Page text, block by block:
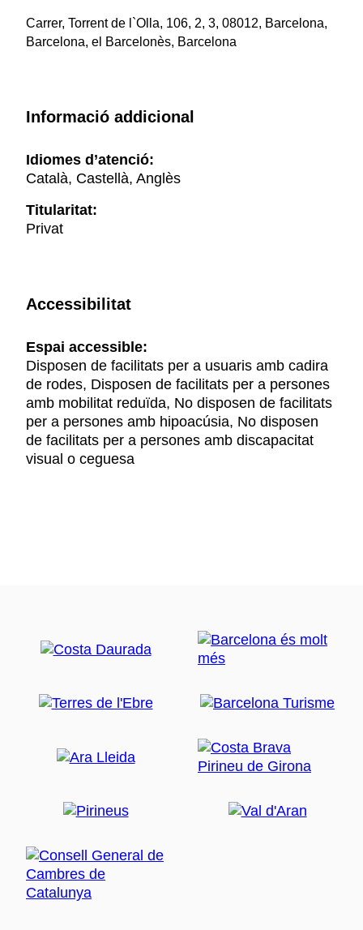
Carrer, Torrent de l`Olla, 106, 2, 3, 08012, Barcelona,
Barcelona, el Barcelonès, Barcelona
Informació addicional
Idiomes d’atenció:
Català, Castellà, Anglès
Titularitat:
Privat
Accessibilitat
Espai accessible:
Disposen de facilitats per a usuaris amb cadira
de rodes, Disposen de facilitats per a persones
amb mobilitat reduïda, No disposen de facilitats
per a persones amb hipoacúsia, No disposen
de facilitats per a persones amb discapacitat
visual o ceguesa